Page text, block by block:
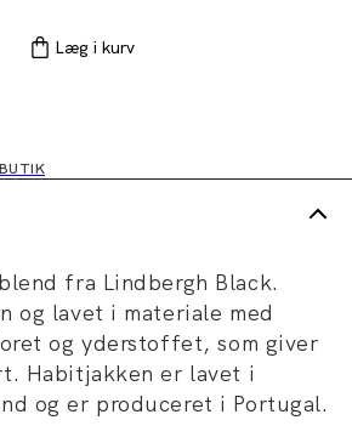
Læg i kurv
fra Lindbergh Black.
og lavet i materiale med
og yderstoffet, som giver
Habitjakken er lavet i
og er produceret i Portugal.